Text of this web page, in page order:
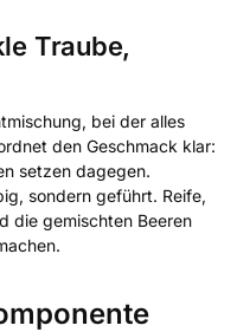
Traube,
bei der alles
den Geschmack klar:
setzen dagegen.
sondern geführt. Reife,
die gemischten Beeren